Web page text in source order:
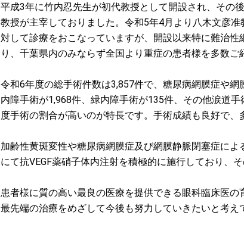
平成3年に竹内忍先生が初代教授として開設され、その
教授が主宰しておりました。令和5年4月より八木文彦
対して診療をおこなっていますが、開設以来特に難治
り、千葉県内のみならず全国より重症の患者様を多数ご
令和6年度の総手術件数は3,857件で、糖尿病網膜症や
内障手術が1,968件、緑内障手術が135件、その他涙道
度手術の割合が高いのが特長です。手術成績も良好で、
加齢性黄斑変性や糖尿病網膜症及び網膜静脈閉塞症に
にて抗VEGF薬硝子体内注射を積極的に施行しており、
患者様に質の高い最良の医療を提供できる眼科臨床医
最先端の治療をめざして今後も努力していきたいと考え